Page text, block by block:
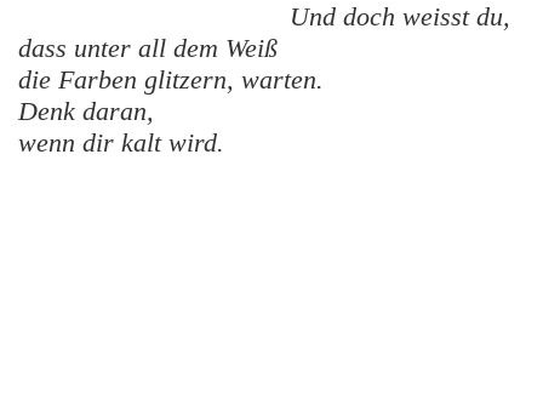
Und doch weisst du,
dass unter all dem Weiß
die Farben glitzern, warten.
Denk daran,
wenn dir kalt wird.